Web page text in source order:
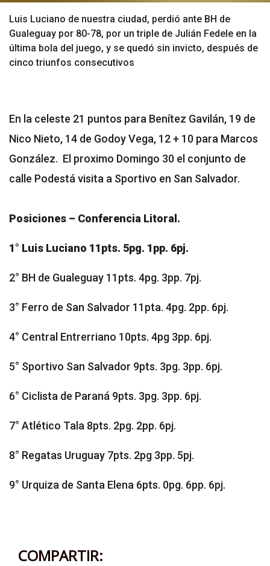
Luis Luciano de nuestra ciudad, perdió ante BH de
Gualeguay por 80-78, por un triple de Julián Fedele en la
última bola del juego, y se quedó sin invicto, después de
cinco triunfos consecutivos
En la celeste 21 puntos para Benítez Gavilán, 19 de
Nico Nieto, 14 de Godoy Vega, 12 + 10 para Marcos
González. El proximo Domingo 30 el conjunto de
calle Podestá visita a Sportivo en San Salvador.
Posiciones – Conferencia Litoral.
1° Luis Luciano 11pts. 5pg. 1pp. 6pj.
2° BH de Gualeguay 11pts. 4pg. 3pp. 7pj.
3° Ferro de San Salvador 11pta. 4pg. 2pp. 6pj.
4° Central Entrerriano 10pts. 4pg 3pp. 6pj.
5° Sportivo San Salvador 9pts. 3pg. 3pp. 6pj.
6° Ciclista de Paraná 9pts. 3pg. 3pp. 6pj.
7° Atlético Tala 8pts. 2pg. 2pp. 6pj.
8° Regatas Uruguay 7pts. 2pg 3pp. 5pj.
9° Urquiza de Santa Elena 6pts. 0pg. 6pp. 6pj.
COMPARTIR: